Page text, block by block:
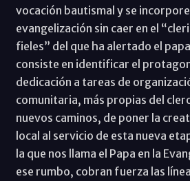
vocación bautismal y se
evangelización sin caer en el
fieles” del que ha alertado el
consiste en identificar el
dedicación a tareas de
comunitaria, más propias del
nuevos caminos, de poner la
local al servicio de esta nueva
la que nos llama el Papa en la
ese rumbo, cobran fuerza las